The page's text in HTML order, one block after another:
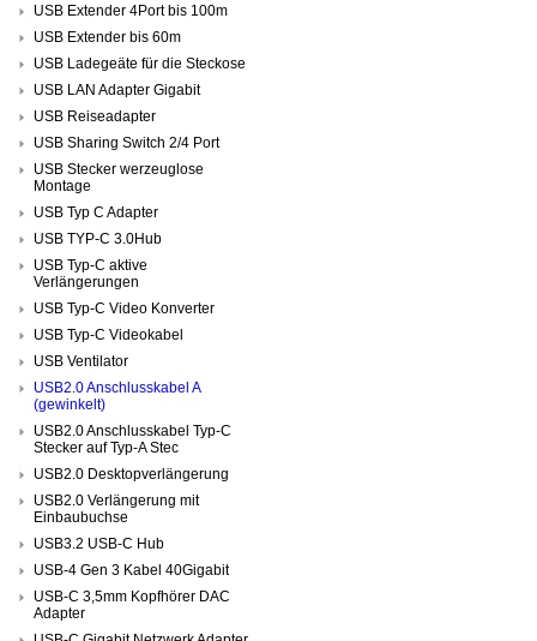
USB Extender 4Port bis 100m
USB Extender bis 60m
USB Ladegeäte für die Steckose
USB LAN Adapter Gigabit
USB Reiseadapter
USB Sharing Switch 2/4 Port
USB Stecker werzeuglose
Montage
USB Typ C Adapter
USB TYP-C 3.0Hub
USB Typ-C aktive
Verlängerungen
USB Typ-C Video Konverter
USB Typ-C Videokabel
USB Ventilator
USB2.0 Anschlusskabel A
(gewinkelt)
USB2.0 Anschlusskabel Typ-C
Stecker auf Typ-A Stec
USB2.0 Desktopverlängerung
USB2.0 Verlängerung mit
Einbaubuchse
USB3.2 USB-C Hub
USB-4 Gen 3 Kabel 40Gigabit
USB-C 3,5mm Kopfhörer DAC
Adapter